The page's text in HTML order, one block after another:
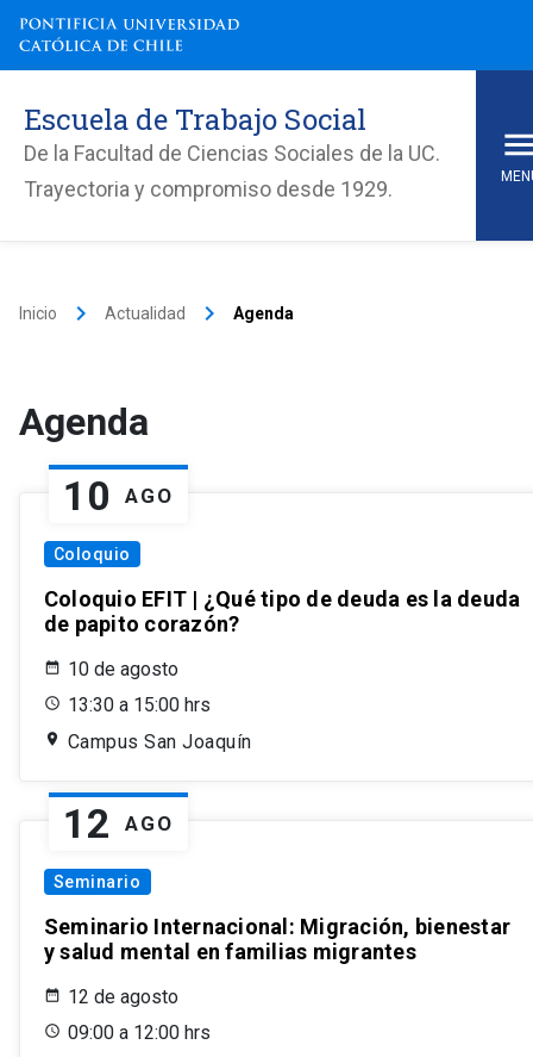
Escuela de Trabajo Social
De la Facultad de Ciencias Sociales de la UC.
Trayectoria y compromiso desde 1929.
Inicio keyboard_arrow_right Actualidad keyboard_arrow_right Agenda
Agenda
Coloquio
Coloquio EFIT | ¿Qué tipo de deuda es la deuda
de papito corazón?
10 AGO
10 de agosto
13:30 a 15:00 hrs
Campus San Joaquín
Seminario
Seminario Internacional: Migración, bienestar
y salud mental en familias migrantes
12 AGO
12 de agosto
09:00 a 12:00 hrs